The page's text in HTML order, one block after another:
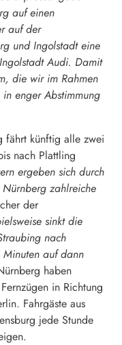
auf einen
auf der
und Ingolstadt eine
Audi. Damit
die wir im Rahmen
in enger Abstimmung
fährt künftig alle zwei
nach Plattling
ergeben sich durch
zahlreiche
der
sinkt die
nach
auf dann
haben
in Richtung
Fahrgäste aus
jede Stunde